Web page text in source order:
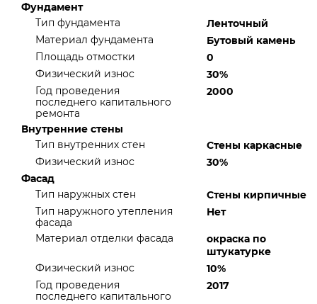
Фундамент
Тип фундамента
Ленточный
Материал фундамента
Бутовый камень
Площадь отмостки
0
Физический износ
30%
Год проведения
последнего капитального
ремонта
2000
Внутренние стены
Тип внутренних стен
Стены каркасные
Физический износ
30%
Фасад
Тип наружных стен
Стены кирпичные
Тип наружного утепления
фасада
Нет
Материал отделки фасада
окраска по
штукатурке
Физический износ
10%
Год проведения
последнего капитального
2017